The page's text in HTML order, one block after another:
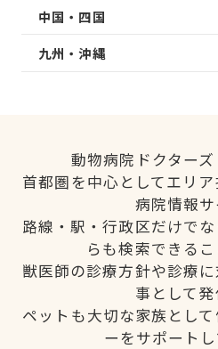
中国・四国
九州・沖縄
動物病院ドクターズ
首都圏を中心としてエリ
病院情報サ
路線・駅・行政区だけで
らも検索できるこ
獣医師の診療方針や診療
事として発
ペットも大切な家族とし
ーをサポートし